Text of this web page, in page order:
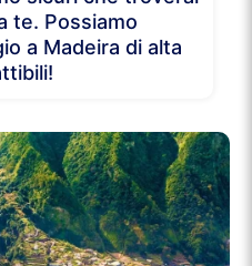
te. Possiamo
a Madeira di alta